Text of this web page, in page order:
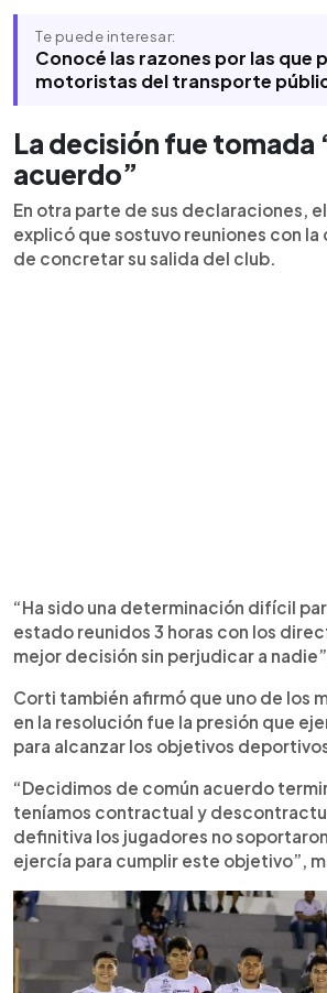
Te puede interesar:
Conocé las razones por las que
motoristas del transporte
La decisión fue tomada
acuerdo”
En otra parte de sus declaraciones,
explicó que sostuvo reuniones con
de concretar su salida del club.
“Ha sido una determinación difícil
estado reunidos 3 horas con los
mejor decisión sin perjudicar a
Corti también afirmó que uno de los
en la resolución fue la presión que
para alcanzar los objetivos
“Decidimos de común acuerdo
teníamos contractual y
definitiva los jugadores no
ejercía para cumplir este objetivo”,